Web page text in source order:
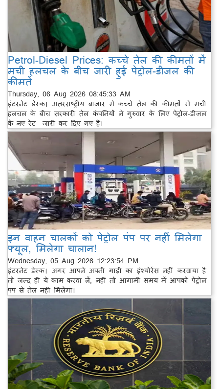
Petrol-Diesel Prices: कच्चे तेल की कीमतों में
मची हलचल के बीच जारी हुई पेट्रोल-डीजल की
कीमतें
Thursday, 06 Aug 2026 08:45:33 AM
इंटरनेट डेस्क। अतरराष्ट्रीय बाजार में कच्चे तेल की कीमतों में मची
हलचल के बीच सरकारी तेल कंपनियों ने गुरुवार के लिए पेट्रोल-डीजल
के नए रेट जारी कर दिए गए हैं।
इन वाहन चालकों को पेट्रोल पंप पर नहीं मिलेगा
फ्यूल, मिलेगा चालान!
Wednesday, 05 Aug 2026 12:23:54 PM
इंटरनेट डेस्क। अगर आपने अपनी गाड़ी का इंश्योरेंस नहीं करवाया है
तो जल्द ही ये काम करवा लें, नहीं तो आगामी समय में आपको पेट्रोल
पंप से तेल नहीं मिलेगा।